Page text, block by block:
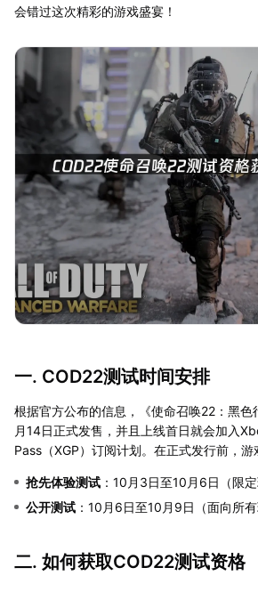
会错过这次精彩的游戏盛宴！
一. COD22测试时间安排
根据官方公布的信息，《使命召唤22：黑色
月14日正式发售，并且上线首日就会加入
Pass（XGP）订阅计划。在正式发行前，游
抢先体验测试 ：10月3日至10月6日（限定
公开测试 ：10月6日至10月9日（面向所有
二. 如何获取COD22测试资格